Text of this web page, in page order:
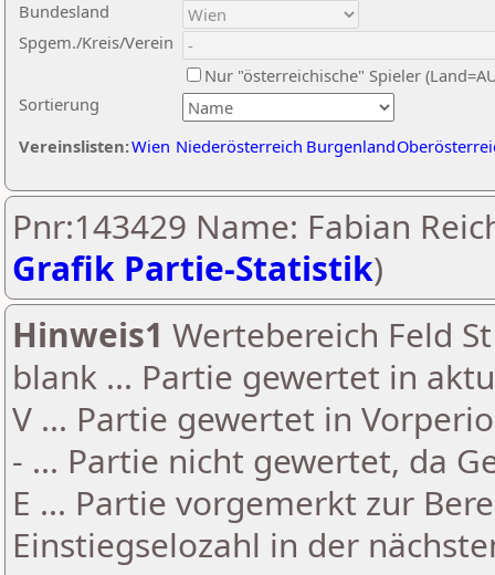
Sortierung
Bundesland
Spgem./Kreis/Verein
Nur "österreichische" Spieler
Vereinslisten:Wien Niederösterreich Burgenland
Pnr:143429 Name: Fabian
Grafik Partie-Statistik)
Hinweis1 Wertebereich Feld
blank ... Partie gewertet in
V ... Partie gewertet in
- ... Partie nicht gewertet, da
E ... Partie vorgemerkt zur
Einstiegselozahl in der